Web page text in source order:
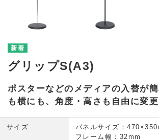
グリップS(A3)
ポスターなどのメディアの入替が
も横にも、角度・高さも自由に変更
サイズ
パネルサイズ：
フレーム幅：32mm